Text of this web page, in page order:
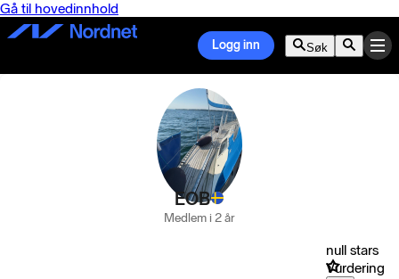
Gå til hovedinnhold
Logg inn Søk
EOB
Medlem i 2 år
null stars
Vurdering